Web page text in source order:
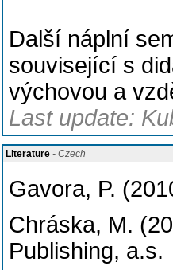
Další náplní
související s
výchovou a
Last update:
Literature - Czech
Gavora, P.
Chráska, M.
Publishing, a.s.